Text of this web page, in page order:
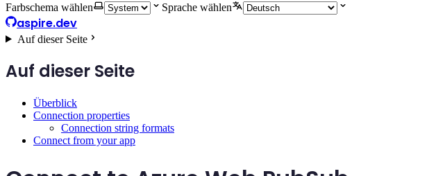
Farbschema wählen
Sprache wählen
aspire.dev
Auf dieser Seite
Auf dieser Seite
Überblick
Connection properties
Connection string formats
Connect from your app